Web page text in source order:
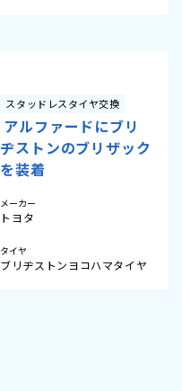
スタッドレスタイヤ交換
アルファードにブリ
ヂストンのブリザック
を装着
メーカー
トヨタ
タイヤ
ブリヂストンヨコハマタイヤ